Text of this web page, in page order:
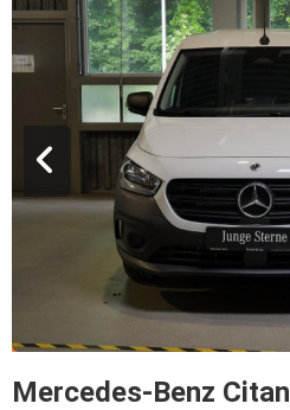
Mercedes-Benz Citan